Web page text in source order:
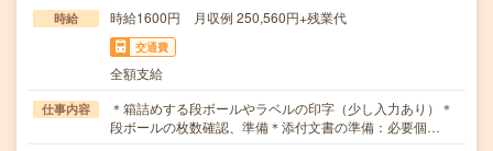
時給 時給1600円 月収例 250,560円+残業代
交通費
全額支給
仕事内容
＊箱詰めする段ボールやラベルの印字（少し入力あり）＊
段ボールの枚数確認、準備＊添付文書の準備：必要個…